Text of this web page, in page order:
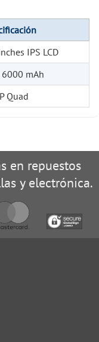
IPS LCD
6000 mAh
Quad
en repuestos
y electrónica.